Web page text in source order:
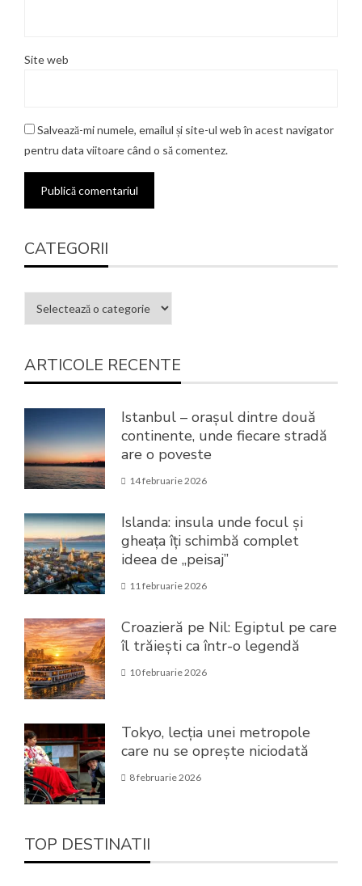
Site web
Salvează-mi numele, emailul și site-ul web în acest navigator
pentru data viitoare când o să comentez.
CATEGORII
ARTICOLE RECENTE
Istanbul – orașul dintre două
continente, unde fiecare stradă
are o poveste
14 februarie 2026
Islanda: insula unde focul și
gheața îți schimbă complet
ideea de „peisaj”
11 februarie 2026
Croazieră pe Nil: Egiptul pe care
îl trăiești ca într-o legendă
10 februarie 2026
Tokyo, lecția unei metropole
care nu se oprește niciodată
8 februarie 2026
TOP DESTINATII